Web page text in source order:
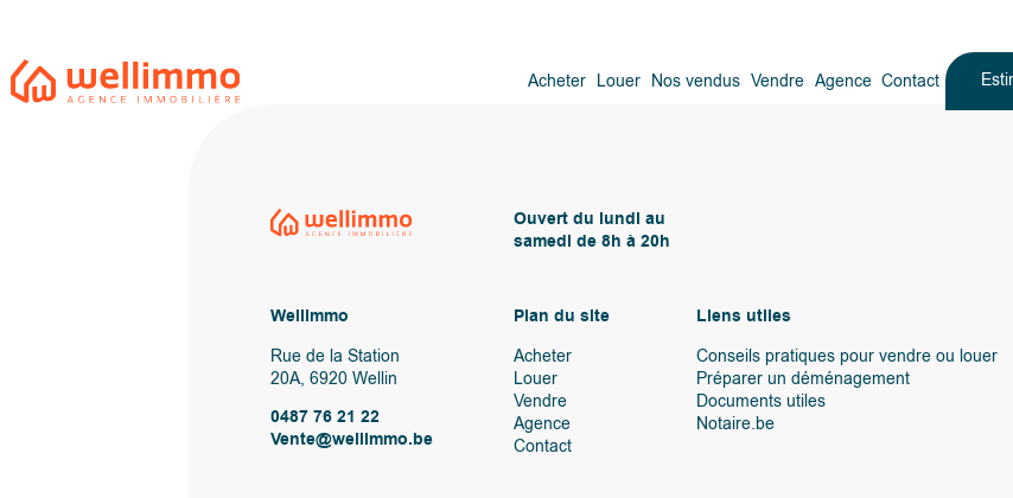
Acheter Louer Nos vendus Vendre Agence Contact
Ouvert du lundi au
samedi de 8h à 20h
Wellimmo
Rue de la Station
20A, 6920 Wellin
0487 76 21 22
Vente@wellimmo.be
Plan du site
Acheter
Louer
Vendre
Agence
Contact
Liens utiles
Conseils pratiques pour vendre ou louer
Préparer un déménagement
Documents utiles
Notaire.be